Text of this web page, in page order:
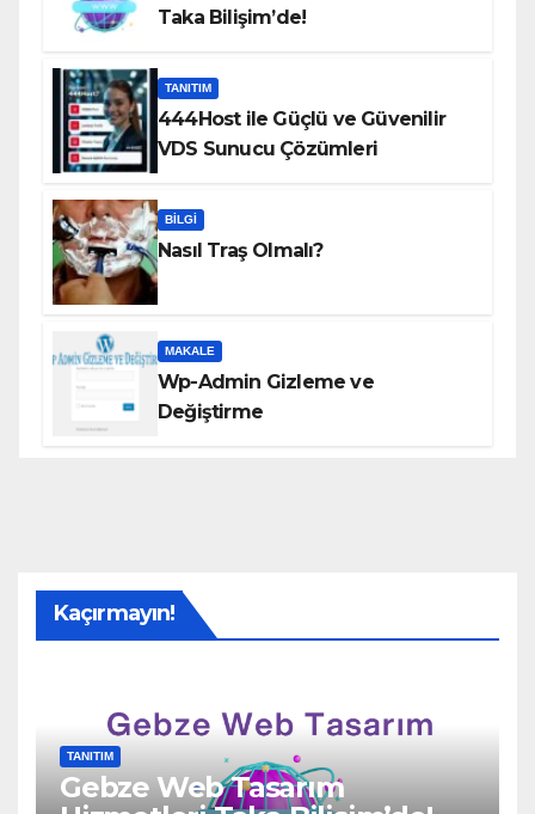
Taka Bilişim’de!
TANITIM
444Host ile Güçlü ve Güvenilir
VDS Sunucu Çözümleri
BILGI
Nasıl Traş Olmalı?
MAKALE
Wp-Admin Gizleme ve
Değiştirme
Kaçırmayın!
TANITIM
Gebze Web Tasarım